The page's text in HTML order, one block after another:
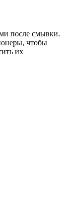
после смывки.
чтобы
их